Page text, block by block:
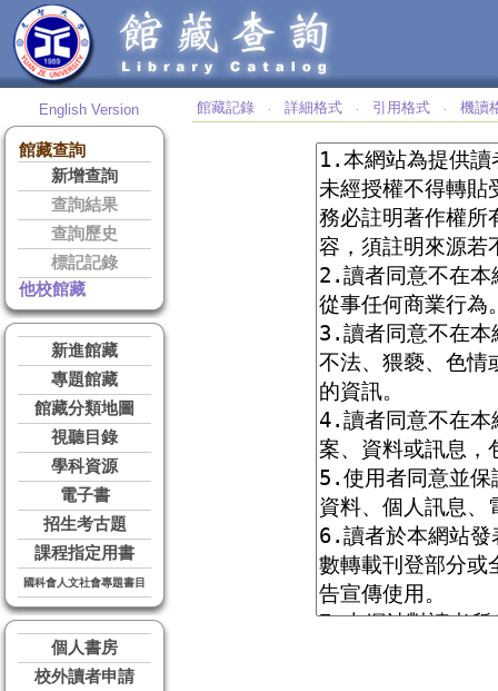
English Version
館藏查詢
新增查詢
查詢結果
查詢歷史
標記記錄
他校館藏
新進館藏
專題館藏
館藏分類地圖
視聽目錄
學科資源
電子書
招生考古題
課程指定用書
國科會人文社會專題書目
個人書房
校外讀者申請
館藏記錄 ‧ 詳細格式 ‧ 引用格式 ‧ 機讀